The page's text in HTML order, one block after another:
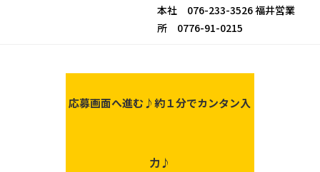
本社 076-233-3526 福井営業
所 0776-91-0215
応募画面へ進む♪約１分でカンタン入
力♪